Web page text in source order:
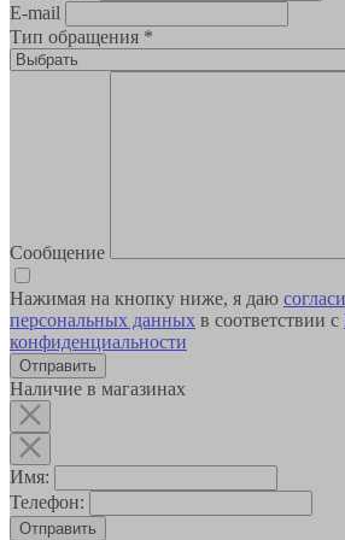
E-mail
Тип обращения *
Сообщение
Нажимая на кнопку ниже, я даю
персональных данных в соответствии с
конфиденциальности
Наличие в магазинах
Имя:
Телефон:
Отправить